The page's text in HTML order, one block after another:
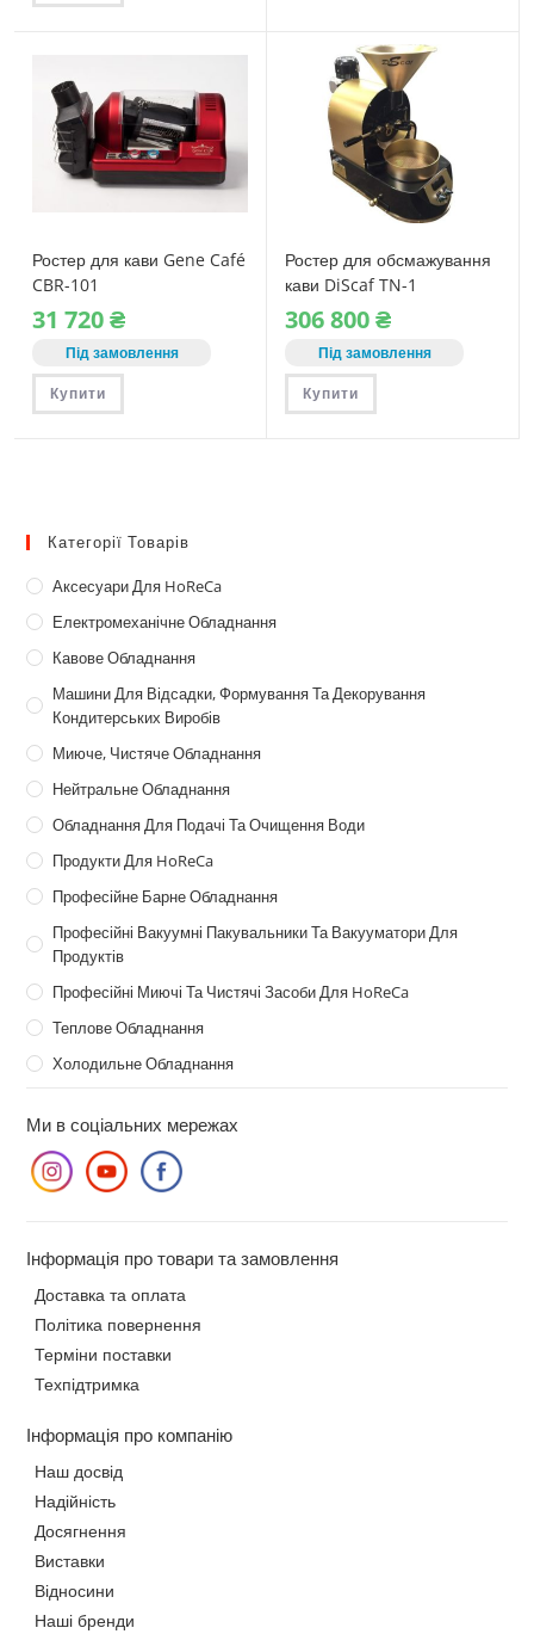
Ростер для кави Gene Café
CBR-101
31‎ 720₴
Під замовлення
Купити
Ростер для обсмажування
кави DiScaf TN-1
306‎ 800₴
Під замовлення
Купити
Категорії Товарів
Аксесуари Для HoReCa
Електромеханічне Обладнання
Кавове Обладнання
Машини Для Відсадки, Формування Та Декорування
Кондитерських Виробів
Миюче, Чистяче Обладнання
Нейтральне Обладнання
Обладнання Для Подачі Та Очищення Води
Продукти Для HoReCa
Професійне Барне Обладнання
Професійні Вакуумні Пакувальники Та Вакууматори Для
Продуктів
Професійні Миючі Та Чистячі Засоби Для HoReCa
Теплове Обладнання
Холодильне Обладнання
Ми в соціальних мережах
Інформація про товари та замовлення
Доставка та оплата
Політика повернення
Терміни поставки
Техпідтримка
Інформація про компанію
Наш досвід
Надійність
Досягнення
Виставки
Відносини
Наші бренди